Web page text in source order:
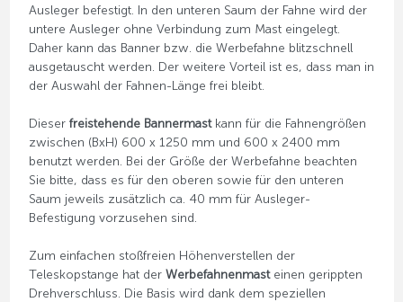
Ausleger befestigt. In den unteren Saum der Fahne wird der
untere Ausleger ohne Verbindung zum Mast eingelegt.
Daher kann das Banner bzw. die Werbefahne blitzschnell
ausgetauscht werden. Der weitere Vorteil ist es, dass man in
der Auswahl der Fahnen-Länge frei bleibt.
Dieser freistehende Bannermastkann für die Fahnengrößen
zwischen (BxH) 600 x 1250 mm und 600 x 2400 mm
benutzt werden. Bei der Größe der Werbefahne beachten
Sie bitte, dass es für den oberen sowie für den unteren
Saum jeweils zusätzlich ca. 40 mm für Ausleger-
Befestigung vorzusehen sind.
Zum einfachen stoßfreien Höhenverstellen der
Teleskopstange hat der Werbefahnenmasteinen gerippten
Drehverschluss. Die Basis wird dank dem speziellen